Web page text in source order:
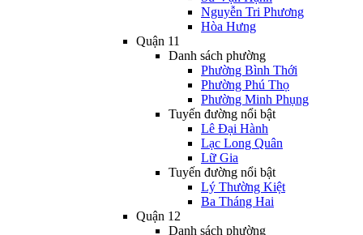
Nguyễn Tri Phương
Hòa Hưng
Quận 11
Danh sách phường
Phường Bình Thới
Phường Phú Thọ
Phường Minh Phụng
Tuyến đường nổi bật
Lê Đại Hành
Lạc Long Quân
Lữ Gia
Tuyến đường nổi bật
Lý Thường Kiệt
Ba Tháng Hai
Quận 12
Danh sách phường